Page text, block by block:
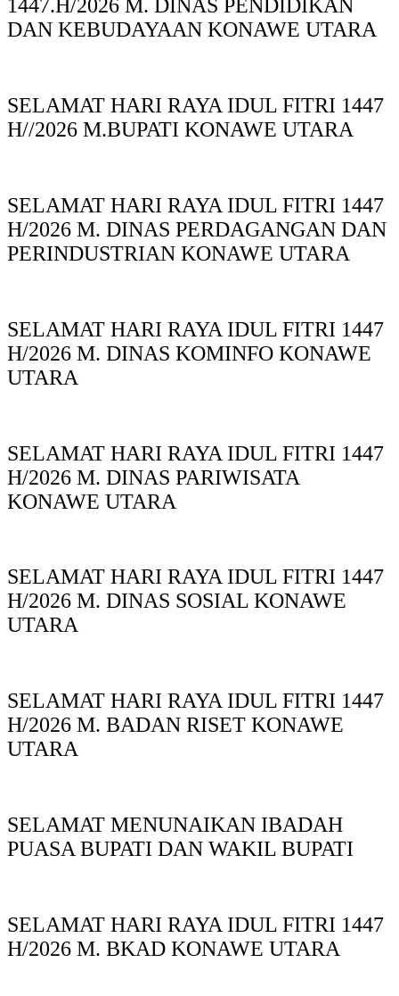
1447.H/2026 M. DINAS PENDIDIKAN
DAN KEBUDAYAAN KONAWE UTARA
SELAMAT HARI RAYA IDUL FITRI 1447
H//2026 M.BUPATI KONAWE UTARA
SELAMAT HARI RAYA IDUL FITRI 1447
H/2026 M. DINAS PERDAGANGAN DAN
PERINDUSTRIAN KONAWE UTARA
SELAMAT HARI RAYA IDUL FITRI 1447
H/2026 M. DINAS KOMINFO KONAWE
UTARA
SELAMAT HARI RAYA IDUL FITRI 1447
H/2026 M. DINAS PARIWISATA
KONAWE UTARA
SELAMAT HARI RAYA IDUL FITRI 1447
H/2026 M. DINAS SOSIAL KONAWE
UTARA
SELAMAT HARI RAYA IDUL FITRI 1447
H/2026 M. BADAN RISET KONAWE
UTARA
SELAMAT MENUNAIKAN IBADAH
PUASA BUPATI DAN WAKIL BUPATI
SELAMAT HARI RAYA IDUL FITRI 1447
H/2026 M. BKAD KONAWE UTARA